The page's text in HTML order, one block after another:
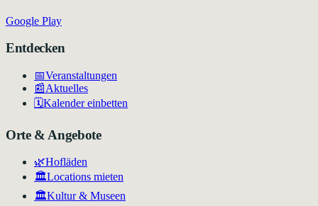
Google Play
Entdecken
📅Veranstaltungen
📰Aktuelles
🗓️Kalender einbetten
Orte & Angebote
🌿Hofläden
🏛️Locations mieten
🏛Kultur & Museen